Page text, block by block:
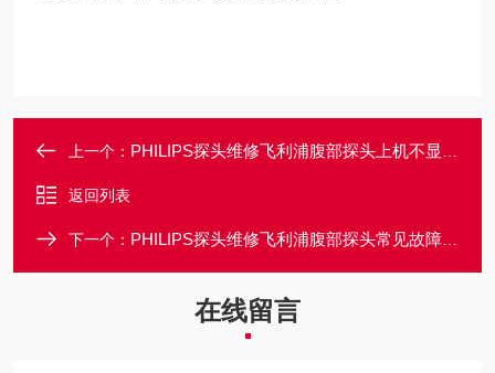
上一个： PHILIPS探头维修飞利浦腹部探头上机不显示图像画面维修方法
返回列表
下一个： PHILIPS探头维修飞利浦腹部探头常见故障售后维修中心
在线留言